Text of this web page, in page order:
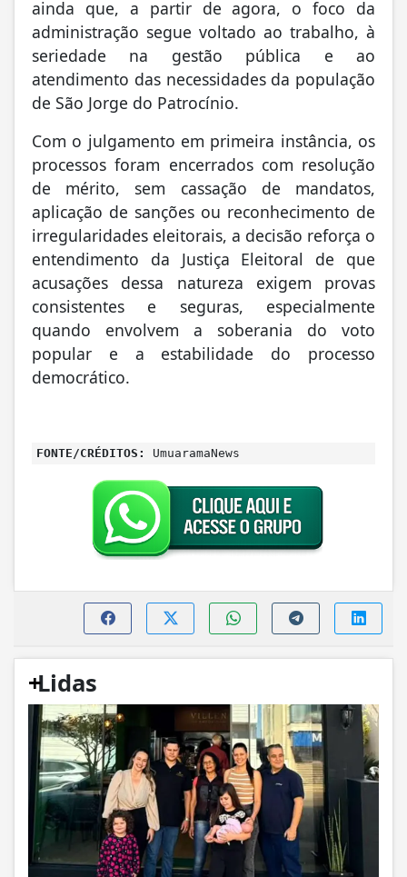
ainda que, a partir de agora, o foco da
administração segue voltado ao trabalho, à
seriedade na gestão pública e ao
atendimento das necessidades da população
de São Jorge do Patrocínio.
Com o julgamento em primeira instância, os
processos foram encerrados com resolução
de mérito, sem cassação de mandatos,
aplicação de sanções ou reconhecimento de
irregularidades eleitorais, a decisão reforça o
entendimento da Justiça Eleitoral de que
acusações dessa natureza exigem provas
consistentes e seguras, especialmente
quando envolvem a soberania do voto
popular e a estabilidade do processo
democrático.
FONTE/CRÉDITOS: UmuaramaNews
+
Lidas